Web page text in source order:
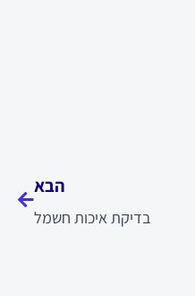
הבא
בדיקת איכות חשמל